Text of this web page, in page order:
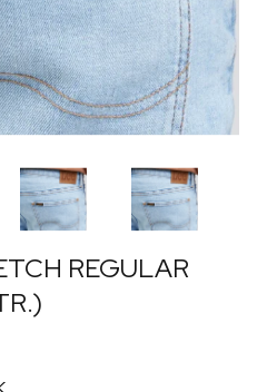
REGULAR